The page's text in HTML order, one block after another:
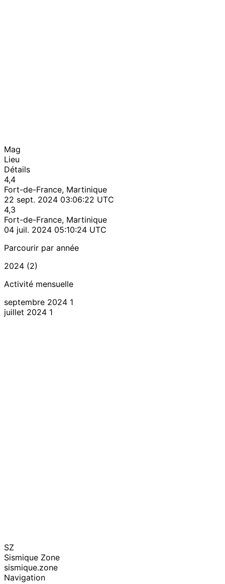
Mag
Lieu
Détails
4,4
Fort-de-France, Martinique
22 sept. 2024 03:06:22 UTC
4,3
Fort-de-France, Martinique
04 juil. 2024 05:10:24 UTC
Parcourir par année
2024 (2)
Activité mensuelle
septembre 2024 1
juillet 2024 1
SZ
Sismique Zone
sismique.zone
Navigation